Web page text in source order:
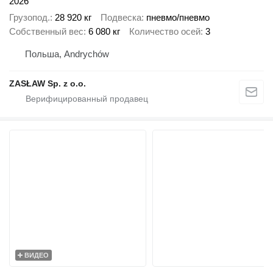
Грузопод. 28 920 кг Подвеска пневмо/пневмо
Собственный вес 6 080 кг Количество осей 3
Польша, Andrychów
ZASŁAW Sp. z o.o.
ВИДЕО